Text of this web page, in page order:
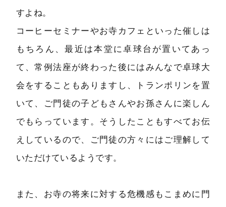
すよね。
コーヒーセミナーやお寺カフェといった催しは
もちろん、最近は本堂に卓球台が置いてあっ
て、常例法座が終わった後にはみんなで卓球大
会をすることもありますし、トランポリンを置
いて、ご門徒の子どもさんやお孫さんに楽しん
でもらっています。そうしたこともすべてお伝
えしているので、ご門徒の方々にはご理解して
いただけているようです。
また、お寺の将来に対する危機感もこまめに門